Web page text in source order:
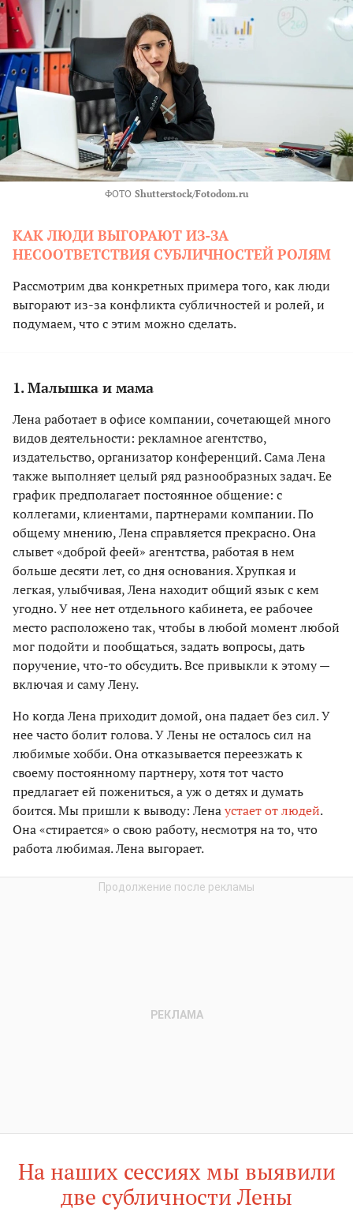
ФОТО Shutterstock/Fotodom.ru
КАК ЛЮДИ ВЫГОРАЮТ ИЗ-ЗА
НЕСООТВЕТСТВИЯ СУБЛИЧНОСТЕЙ РОЛЯМ
Рассмотрим два конкретных примера того, как люди
выгорают из-за конфликта субличностей и ролей, и
подумаем, что с этим можно сделать.
1. Малышка и мама
Лена работает в офисе компании, сочетающей много
видов деятельности: рекламное агентство,
издательство, организатор конференций. Сама Лена
также выполняет целый ряд разнообразных задач. Ее
график предполагает постоянное общение: с
коллегами, клиентами, партнерами компании. По
общему мнению, Лена справляется прекрасно. Она
слывет «доброй феей» агентства, работая в нем
больше десяти лет, со дня основания. Хрупкая и
легкая, улыбчивая, Лена находит общий язык с кем
угодно. У нее нет отдельного кабинета, ее рабочее
место расположено так, чтобы в любой момент любой
мог подойти и пообщаться, задать вопросы, дать
поручение, что-то обсудить. Все привыкли к этому —
включая и саму Лену.
Но когда Лена приходит домой, она падает без сил. У
нее часто болит голова. У Лены не осталось сил на
любимые хобби. Она отказывается переезжать к
своему постоянному партнеру, хотя тот часто
предлагает ей пожениться, а уж о детях и думать
боится. Мы пришли к выводу: Ленаустает от людей.
Она «стирается» о свою работу, несмотря на то, что
работа любимая. Лена выгорает.
На наших сессиях мы выявили
две субличности Лены